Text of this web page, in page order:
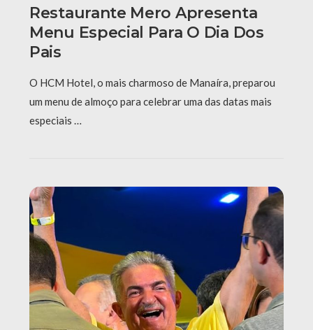
Restaurante Mero Apresenta
Menu Especial Para O Dia Dos
Pais
O HCM Hotel, o mais charmoso de Manaíra, preparou
um menu de almoço para celebrar uma das datas mais
especiais …